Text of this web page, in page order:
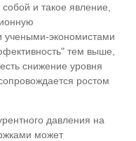
и такое явление,
учеными-экономистами
тем выше,
снижение уровня
ростом
давления на
может